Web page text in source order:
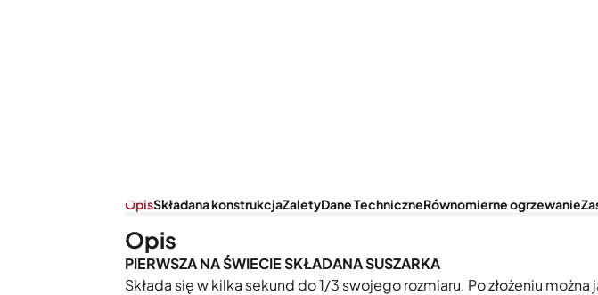
OpisSkładana konstrukcjaZaletyDane TechniczneRównomierne ogrzewanie
Opis
PIERWSZA NA ŚWIECIE SKŁADANA SUSZARKA
Składa się w kilka sekund do 1/3 swojego rozmiaru. Po złożeniu